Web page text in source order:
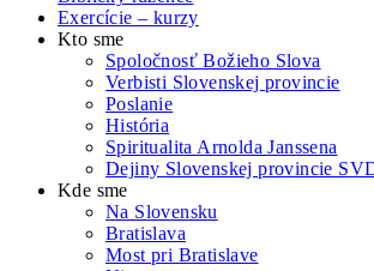
Exercície – kurzy
Kto sme
Spoločnosť Božieho Slova
Verbisti Slovenskej provincie
Poslanie
História
Spiritualita Arnolda Janssena
Dejiny Slovenskej provincie
Kde sme
Na Slovensku
Bratislava
Most pri Bratislave